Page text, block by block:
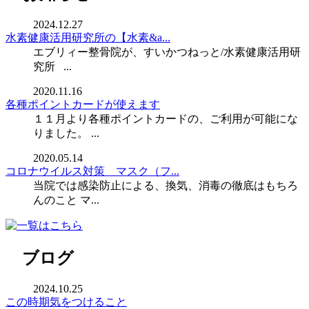
2024.12.27
水素健康活用研究所の【水素&a...
エブリィー整骨院が、すいかつねっと/水素健康活用研
究所 ...
2020.11.16
各種ポイントカードが使えます
１１月より各種ポイントカードの、ご利用が可能にな
りました。 ...
2020.05.14
コロナウイルス対策 マスク（フ...
当院では感染防止による、換気、消毒の徹底はもちろ
んのこと マ...
ブログ
2024.10.25
この時期気をつけること